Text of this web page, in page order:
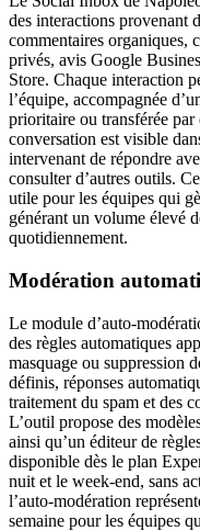
des interactions provenant
commentaires organiques,
privés, avis Google
Store. Chaque interaction
l’équipe, accompagnée
prioritaire ou transférée
conversation est visible
intervenant de répondre
consulter d’autres outils.
utile pour les équipes qui
générant un volume élevé
quotidiennement.
Modération
Le module d’auto-
des règles automatiques
masquage ou suppression
définis, réponses
traitement du spam et des
L’outil propose des
ainsi qu’un éditeur de
disponible dès le plan
nuit et le week-end, sans
l’auto-modération
semaine pour les équipes